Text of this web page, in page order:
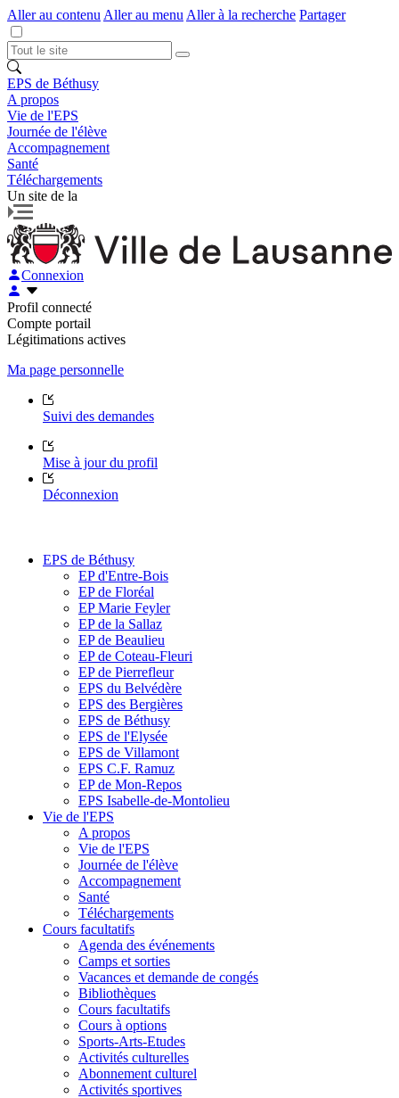
Aller au contenu Aller au menu Aller à la recherche Partager
EPS de Béthusy
A propos
Vie de l'EPS
Journée de l'élève
Accompagnement
Santé
Téléchargements
Un site de la
Connexion
Profil connecté
Compte portail
Légitimations actives
Ma page personnelle
Suivi des demandes
Mise à jour du profil
Déconnexion
EPS de Béthusy
EP d'Entre-Bois
EP de Floréal
EP Marie Feyler
EP de la Sallaz
EP de Beaulieu
EP de Coteau-Fleuri
EP de Pierrefleur
EPS du Belvédère
EPS des Bergières
EPS de Béthusy
EPS de l'Elysée
EPS de Villamont
EPS C.F. Ramuz
EP de Mon-Repos
EPS Isabelle-de-Montolieu
Vie de l'EPS
A propos
Vie de l'EPS
Journée de l'élève
Accompagnement
Santé
Téléchargements
Cours facultatifs
Agenda des événements
Camps et sorties
Vacances et demande de congés
Bibliothèques
Cours facultatifs
Cours à options
Sports-Arts-Etudes
Activités culturelles
Abonnement culturel
Activités sportives